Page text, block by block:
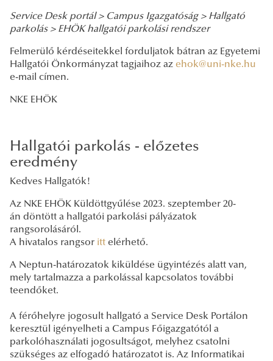
Service Desk portál >Campus Igazgatóság >Hallgató
parkolás >EHÖK hallgatói parkolási rendszer
Felmerülő kérdéseitekkel forduljatok bátran az Egyetemi
Hallgatói Önkormányzat tagjaihoz az ehok@uni-nke.hu
e-mail címen.
NKE EHÖK
Hallgatói parkolás - előzetes
eredmény
Kedves Hallgatók!
Az NKE EHÖK Küldöttgyűlése 2023. szeptember 20-
án döntött a hallgatói parkolási pályázatok
rangsorolásáról.
A hivatalos rangsor itt elérhető.
A Neptun-határozatok kiküldése ügyintézés alatt van,
mely tartalmazza a parkolással kapcsolatos további
teendőket.
A férőhelyre jogosult hallgató a Service Desk Portálon
keresztül igényelheti a Campus Főigazgatótól a
parkolóhasználati jogosultságot, melyhez csatolni
szükséges az elfogadó határozatot is. Az Informatikai